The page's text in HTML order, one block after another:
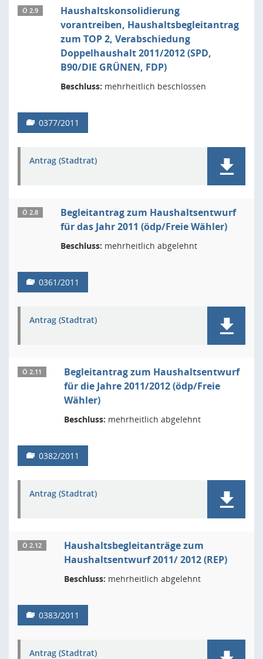
Ö 2.9
Haushaltskonsolidierung
vorantreiben, Haushaltsbegleitantrag
zum TOP 2, Verabschiedung
Doppelhaushalt 2011/2012 (SPD,
B90/DIE GRÜNEN, FDP)
Beschluss: mehrheitlich beschlossen
0377/2011
Antrag (Stadtrat)
Ö 2.8
Begleitantrag zum Haushaltsentwurf
für das Jahr 2011 (ödp/Freie Wähler)
Beschluss: mehrheitlich abgelehnt
0361/2011
Antrag (Stadtrat)
Ö 2.11
Begleitantrag zum Haushaltsentwurf
für die Jahre 2011/2012 (ödp/Freie
Wähler)
Beschluss: mehrheitlich abgelehnt
0382/2011
Antrag (Stadtrat)
Ö 2.12
Haushaltsbegleitanträge zum
Haushaltsentwurf 2011/ 2012 (REP)
Beschluss: mehrheitlich abgelehnt
0383/2011
Antrag (Stadtrat)